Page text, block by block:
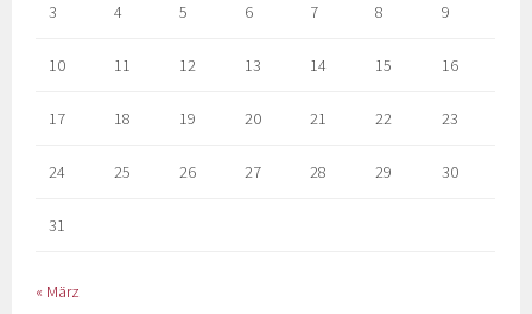
3 4 5 6 7 8 9
10 11 12 13 14 15 16
17 18 19 20 21 22 23
24 25 26 27 28 29 30
31
« März